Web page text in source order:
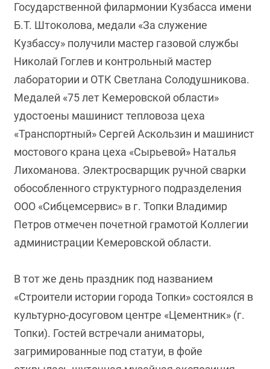
Государственной филармонии Кузбасса имени
Б.Т. Штоколова, медали «За служение
Кузбассу» получили мастер газовой службы
Николай Гоглев и контрольный мастер
лаборатории и ОТК Светлана Солодушникова.
Медалей «75 лет Кемеровской области»
удостоены машинист тепловоза цеха
«Транспортный» Сергей Аскользин и машинист
мостового крана цеха «Сырьевой» Наталья
Лихоманова. Электросварщик ручной сварки
обособленного структурного подразделения
ООО «Сибцемсервис» в г. Топки Владимир
Петров отмечен почетной грамотой Коллегии
администрации Кемеровской области.
В тот же день праздник под названием
«Строители истории города Топки» состоялся в
культурно-досуговом центре «Цементник» (г.
Топки). Гостей встречали аниматоры,
загримированные под статуи, в фойе